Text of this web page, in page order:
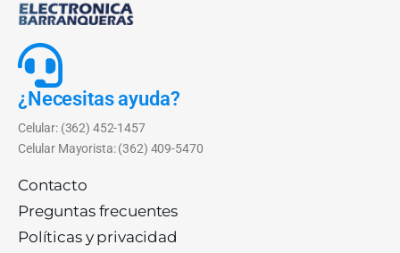
¿Necesitas ayuda?
Celular: (362) 452-1457
Celular Mayorista: (362) 409-5470
Contacto
Preguntas frecuentes
Políticas y privacidad